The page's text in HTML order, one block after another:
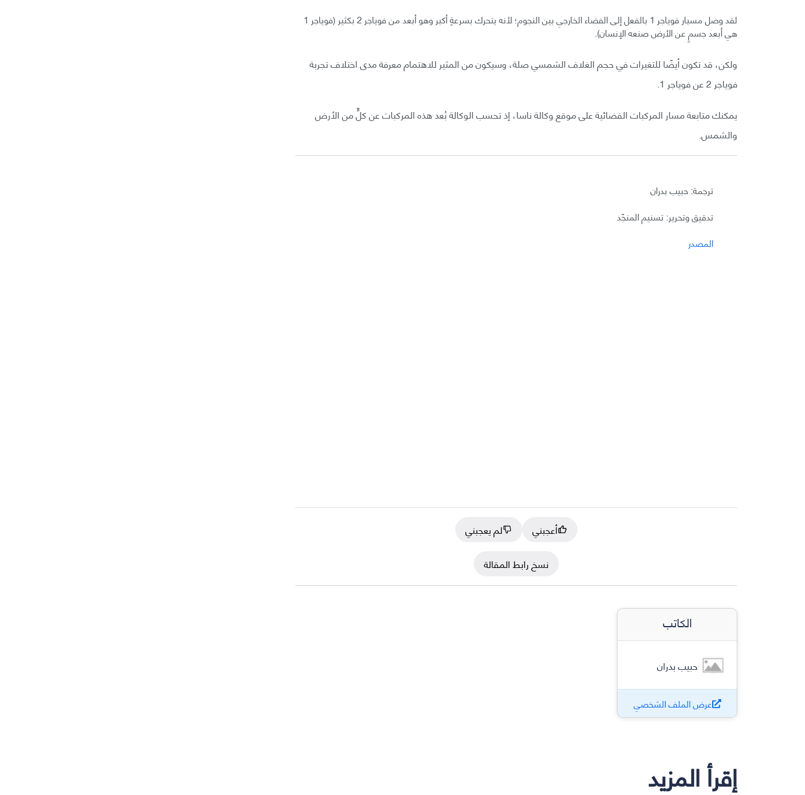
لقد وصل مسبار فوياجر 1 بالفعل إلى الفضاء الخارجي بين النجوم؛ لأنه يتحرك بسرعةٍ أكبر وهو أبعد من فوياجر 2 بكثير (فوياجر 1
هي أبعد جسمٍ عن الأرض صنعه الإنسان).
ولكن، قد تكون أيضًا للتغيرات في حجم الغلاف الشمسي صلة، وسيكون من المثير للاهتمام معرفة مدى اختلاف تجربة
فوياجر 2 عن فوياجر 1.
يمكنك متابعة مسار المركبات الفضائية على موقع وكالة ناسا، إذ تحسب الوكالة بُعد هذه المركبات عن كلٍّ من الأرض
والشمس.
ترجمة: حبيب بدران
تدقيق وتحرير: تسنيم المنجّد
المصدر
أعجبني
لم يعجبني
نسخ رابط المقالة
الكاتب
حبيب بدران
عرض الملف الشخصي
إقرأ المزيد